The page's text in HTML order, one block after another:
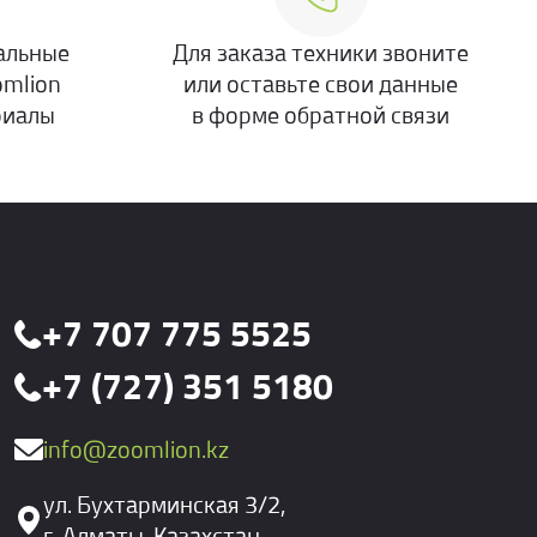
Для заказа техники звоните
или оставьте свои данные
в форме обратной связи
+7 707 775 5525
+7 (727) 351 5180
info@zoomlion.kz
ул. Бухтарминская 3/2,